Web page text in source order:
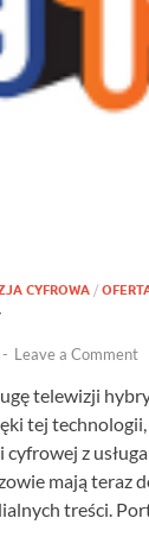
CYFROWA /
- Leave a Comment
telewizji
tej
z
mają teraz
treści.